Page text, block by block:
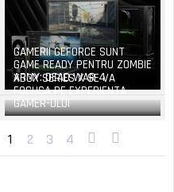
GAMERII GEFORCE SUNT
GAME READY PENTRU ZOMBIE
ARMY: DEAD WAR 4
XBOX SERIES X SE VA
FOCUSA PE EXPERIENTA
GAMER-ULUI
1 2 3 4